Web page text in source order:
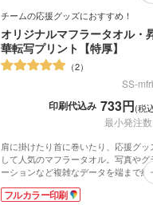
チームの応援グッズにおすすめ！
オリジナルマフラータオル・
華転写プリント【特厚】
2
SS-
印刷代込み 733円(税
最小発注
肩に掛けたり首に巻いたり、応援グッ
して人気のマフラータオル。写真やグ
ーションなど複雑なデータを端まで綺
プリントできます。高級感のある特厚
プは表面がなめらかな質感のラビット
フルカラー印刷
記念品 タオル
記念品 USBグッズ
記念品 防災グッズ
オリジナルスポーツタ
ノベルティタオル
タブレットケース
スマホクリーナー・マ
ロファイバークロス
スマホ関連アクセサリ
PCクリーナー
ラジオ